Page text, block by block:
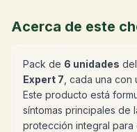
Acerca de este
Pack de 6 unidades
Expert 7 , cada una
Este producto está
síntomas principales de
protección integral